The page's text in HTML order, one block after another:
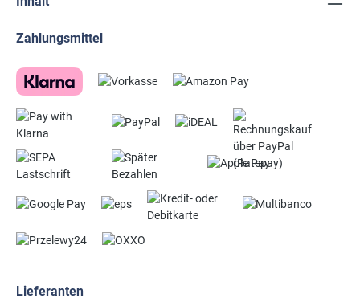
Zahlungsmittel
Lieferanten